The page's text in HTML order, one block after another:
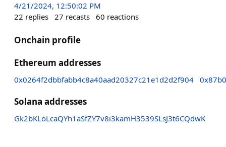
4/21/2024, 12:50:02 PM
22 replies 27 recasts 60 reactions
Onchain profile
Ethereum addresses
0x0264f2dbbfabb4c8a40aad20327c21e1d2d2f904
Solana addresses
Gk2bKLoLcaQYh1aSfZY7v8i3kamH3539SLsJ3t6CQdwK